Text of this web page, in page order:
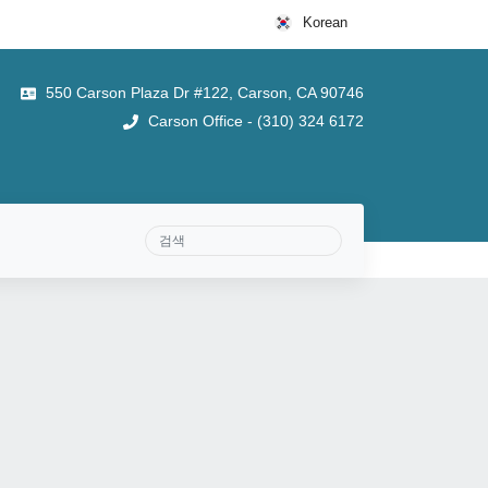
Korean
550 Carson Plaza Dr #122, Carson, CA 90746
Carson Office - (310) 324 6172